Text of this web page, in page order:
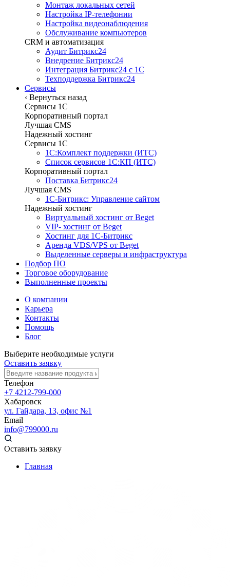
Монтаж локальных сетей
Настройка IP-телефонии
Настройка видеонаблюдения
Обслуживание компьютеров
CRM и автоматизация
Аудит Битрикс24
Внедрение Битрикс24
Интеграция Битрикс24 с 1С
Техподдержка Битрикс24
Сервисы
‹ Вернуться назад
Сервисы 1C
Корпоративный портал
Лучшая CMS
Надежный хостинг
Сервисы 1C
1С:Комплект поддержки (ИТС)
Список сервисов 1С:КП (ИТС)
Корпоративный портал
Поставка Битрикс24
Лучшая CMS
1С-Битрикс: Управление сайтом
Надежный хостинг
Виртуальный хостинг от Beget
VIP- хостинг от Beget
Хостинг для 1С-Битрикс
Аренда VDS/VPS от Beget
Выделенные серверы и инфраструктура
Подбор ПО
Торговое оборудование
Выполненные проекты
О компании
Карьера
Контакты
Помощь
Блог
Выберите необходимые услуги
Оставить заявку
Телефон
+7 4212-799-000
Хабаровск
ул. Гайдара, 13, офис №1
Email
info@799000.ru
Оставить заявку
Главная